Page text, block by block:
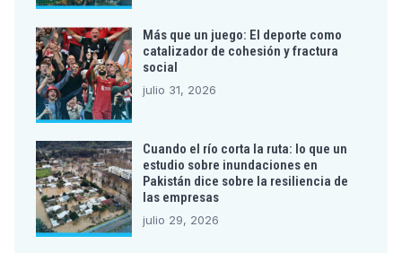
Más que un juego: El deporte como
catalizador de cohesión y fractura
social
julio 31, 2026
Cuando el río corta la ruta: lo que un
estudio sobre inundaciones en
Pakistán dice sobre la resiliencia de
las empresas
julio 29, 2026